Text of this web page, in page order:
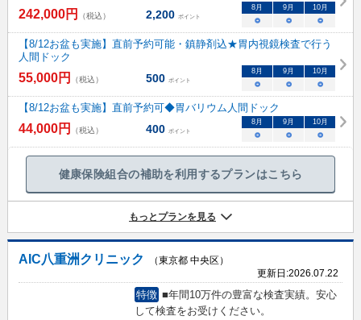
242,000円 （税込） 2,200 ポイント
8 月 9 月 10月
○ ○ ○
【8/12お盆も実施】直前予約可能・鎮静剤込★胃内視鏡検査で行う
人間ドック
55,000円 （税込） 500 ポイント
8 月 9 月 10月
○ ○ ○
【8/12お盆も実施】直前予約可◆胃バリウム人間ドック
44,000円 （税込） 400 ポイント
8 月 9 月 10月
○ ○ ○
健康保険組合の補助を利用するプランはこちら
もっとプランを見る
AIC八重洲クリニック
（東京都 中央区）
更新日:2026.07.22
特徴 ■年間10万件の豊富な検査実績。安心
して検査をお受けください。